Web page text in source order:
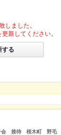
しました。
新してください。
する
会 接待 桜木町 野毛